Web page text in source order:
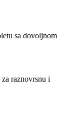
sa dovoljnom
raznovrsnu i